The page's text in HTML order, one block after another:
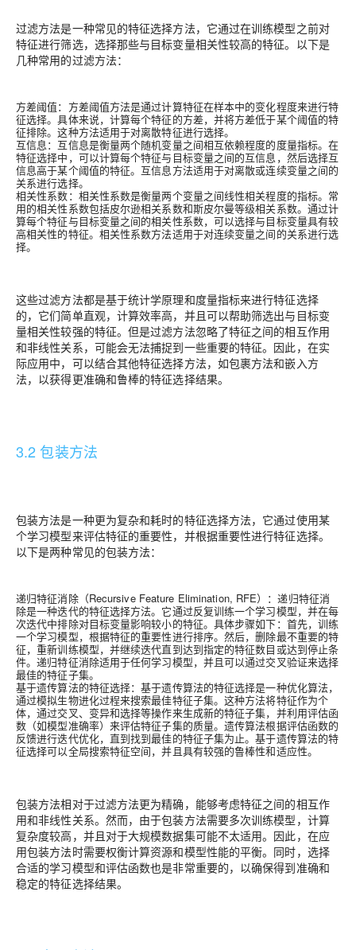
过滤方法是一种常见的特征选择方法，它通过在训练模型之前对
特征进行筛选，选择那些与目标变量相关性较高的特征。以下是
几种常用的过滤方法：
方差阈值：方差阈值方法是通过计算特征在样本中的变化程度来进行特
征选择。具体来说，计算每个特征的方差，并将方差低于某个阈值的特
征排除。这种方法适用于对离散特征进行选择。
互信息：互信息是衡量两个随机变量之间相互依赖程度的度量指标。在
特征选择中，可以计算每个特征与目标变量之间的互信息，然后选择互
信息高于某个阈值的特征。互信息方法适用于对离散或连续变量之间的
关系进行选择。
相关性系数：相关性系数是衡量两个变量之间线性相关程度的指标。常
用的相关性系数包括皮尔逊相关系数和斯皮尔曼等级相关系数。通过计
算每个特征与目标变量之间的相关性系数，可以选择与目标变量具有较
高相关性的特征。相关性系数方法适用于对连续变量之间的关系进行选
择。
这些过滤方法都是基于统计学原理和度量指标来进行特征选择
的，它们简单直观，计算效率高，并且可以帮助筛选出与目标变
量相关性较强的特征。但是过滤方法忽略了特征之间的相互作用
和非线性关系，可能会无法捕捉到一些重要的特征。因此，在实
际应用中，可以结合其他特征选择方法，如包裹方法和嵌入方
法，以获得更准确和鲁棒的特征选择结果。
3.2 包装方法
包装方法是一种更为复杂和耗时的特征选择方法，它通过使用某
个学习模型来评估特征的重要性，并根据重要性进行特征选择。
以下是两种常见的包装方法：
递归特征消除（Recursive Feature Elimination, RFE）：递归特征消
除是一种迭代的特征选择方法。它通过反复训练一个学习模型，并在每
次迭代中排除对目标变量影响较小的特征。具体步骤如下：首先，训练
一个学习模型，根据特征的重要性进行排序。然后，删除最不重要的特
征，重新训练模型，并继续迭代直到达到指定的特征数目或达到停止条
件。递归特征消除适用于任何学习模型，并且可以通过交叉验证来选择
最佳的特征子集。
基于遗传算法的特征选择：基于遗传算法的特征选择是一种优化算法，
通过模拟生物进化过程来搜索最佳特征子集。这种方法将特征作为个
体，通过交叉、变异和选择等操作来生成新的特征子集，并利用评估函
数（如模型准确率）来评估特征子集的质量。遗传算法根据评估函数的
反馈进行迭代优化，直到找到最佳的特征子集为止。基于遗传算法的特
征选择可以全局搜索特征空间，并且具有较强的鲁棒性和适应性。
包装方法相对于过滤方法更为精确，能够考虑特征之间的相互作
用和非线性关系。然而，由于包装方法需要多次训练模型，计算
复杂度较高，并且对于大规模数据集可能不太适用。因此，在应
用包装方法时需要权衡计算资源和模型性能的平衡。同时，选择
合适的学习模型和评估函数也是非常重要的，以确保得到准确和
稳定的特征选择结果。